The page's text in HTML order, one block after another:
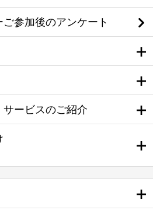
参加後のアンケート
ービスのご紹介